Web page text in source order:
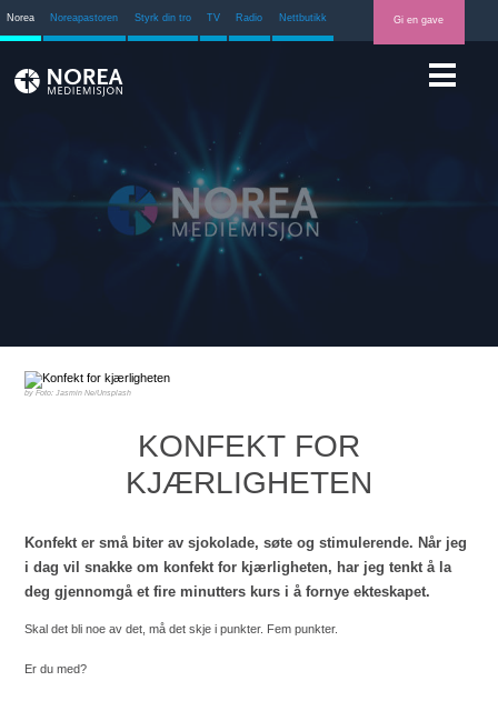
Norea Noreapastoren Styrk din tro TV Radio Nettbutikk Gi en gave
Foto: Jasmin Ne/Unsplash
KONFEKT FOR
KJÆRLIGHETEN
Konfekt er små biter av sjokolade, søte og stimulerende. Når jeg
i dag vil snakke om konfekt for kjærligheten, har jeg tenkt å la
deg gjennomgå et fire minutters kurs i å fornye ekteskapet.
Skal det bli noe av det, må det skje i punkter. Fem punkter.
Er du med?